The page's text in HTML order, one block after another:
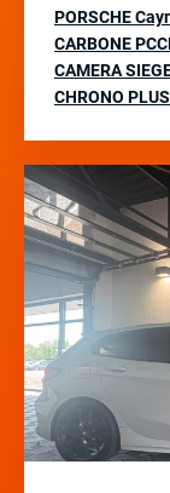
PORSCHE
CARBONE
CAMERA
CHRONO